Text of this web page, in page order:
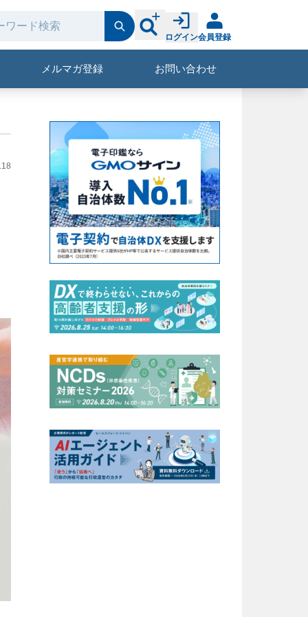
ログイン会員登録
メルマガ登録 お問い合わせ